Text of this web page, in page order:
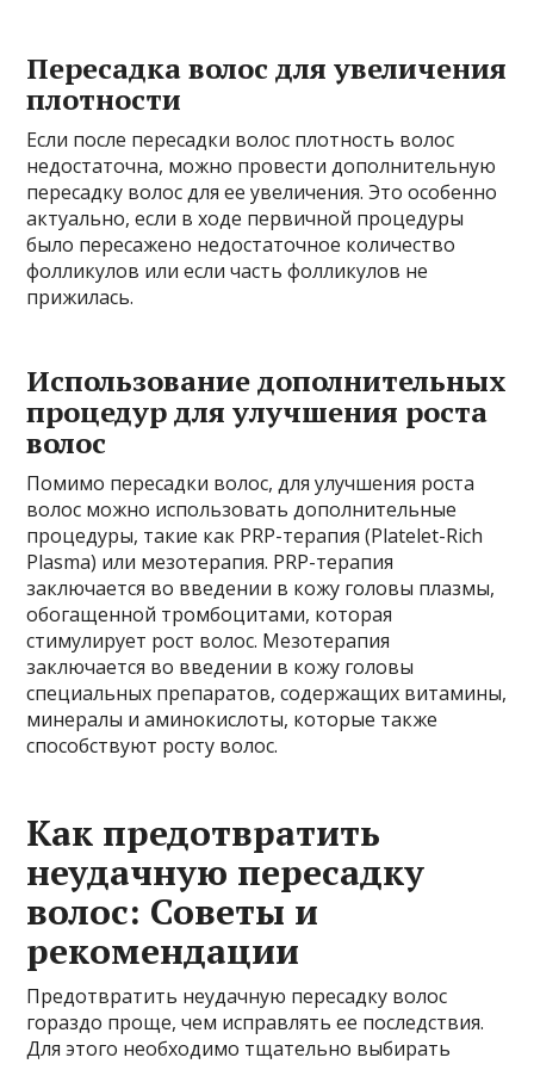
Пересадка волос для увеличения
плотности
Если после пересадки волос плотность волос
недостаточна, можно провести дополнительную
пересадку волос для ее увеличения. Это особенно
актуально, если в ходе первичной процедуры
было пересажено недостаточное количество
фолликулов или если часть фолликулов не
прижилась.
Использование дополнительных
процедур для улучшения роста
волос
Помимо пересадки волос, для улучшения роста
волос можно использовать дополнительные
процедуры, такие как PRP-терапия (Platelet-Rich
Plasma) или мезотерапия. PRP-терапия
заключается во введении в кожу головы плазмы,
обогащенной тромбоцитами, которая
стимулирует рост волос. Мезотерапия
заключается во введении в кожу головы
специальных препаратов, содержащих витамины,
минералы и аминокислоты, которые также
способствуют росту волос.
Как предотвратить
неудачную пересадку
волос: Советы и
рекомендации
Предотвратить неудачную пересадку волос
гораздо проще, чем исправлять ее последствия.
Для этого необходимо тщательно выбирать